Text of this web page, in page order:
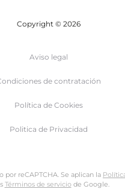
Copyright © 2026
Aviso legal
de contratación
Política de Cookies
Politica de Privacidad
por reCAPTCHA. Se aplican la
Términos de serviciode Google.